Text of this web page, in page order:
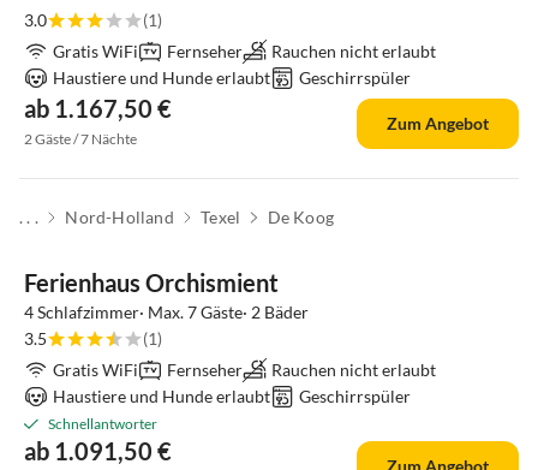
3.0
(1)
Gratis WiFi
Fernseher
Rauchen nicht erlaubt
Haustiere und Hunde erlaubt
Geschirrspüler
ab 1.167,50 €
2 Gäste / 7 Nächte
Zum Angebot
. . . Nord-Holland Texel De Koog
Ferienhaus Orchismient
4 Schlafzimmer· Max. 7 Gäste· 2 Bäder
3.5
(1)
Gratis WiFi
Fernseher
Rauchen nicht erlaubt
Haustiere und Hunde erlaubt
Geschirrspüler
Schnellantworter
ab 1.091,50 €
Zum Angebot